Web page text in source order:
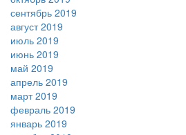
сентябрь 2019
август 2019
июль 2019
июнь 2019
май 2019
апрель 2019
март 2019
февраль 2019
январь 2019